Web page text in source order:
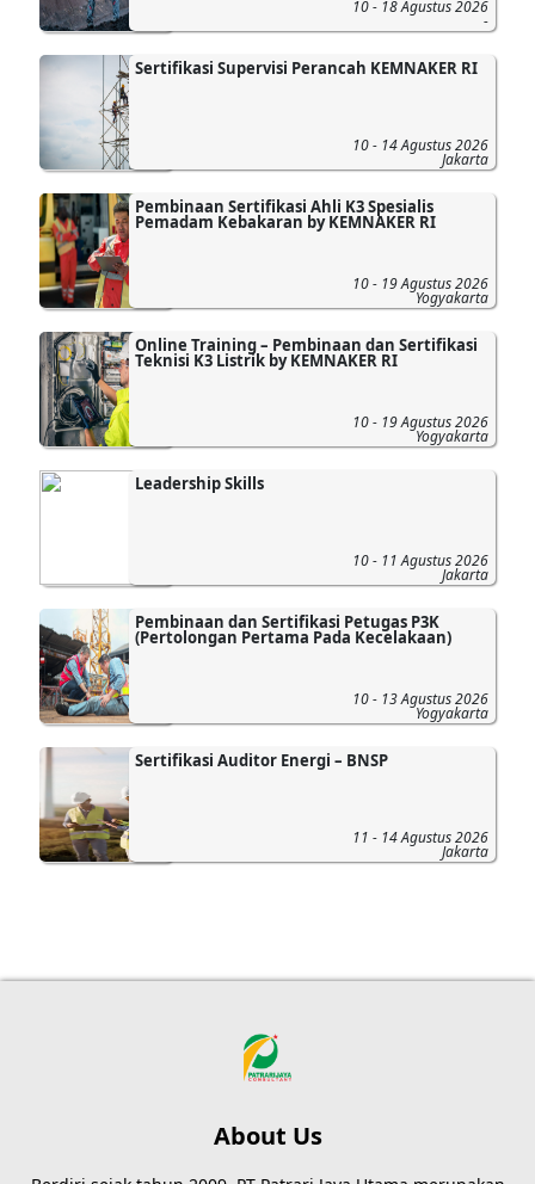
10 - 18 Agustus 2026
-
Sertifikasi Supervisi Perancah KEMNAKER RI
10 - 14 Agustus 2026
Jakarta
Pembinaan Sertifikasi Ahli K3 Spesialis
Pemadam Kebakaran by KEMNAKER RI
10 - 19 Agustus 2026
Yogyakarta
Online Training – Pembinaan dan Sertifikasi
Teknisi K3 Listrik by KEMNAKER RI
10 - 19 Agustus 2026
Yogyakarta
Leadership Skills
10 - 11 Agustus 2026
Jakarta
Pembinaan dan Sertifikasi Petugas P3K
(Pertolongan Pertama Pada Kecelakaan)
10 - 13 Agustus 2026
Yogyakarta
Sertifikasi Auditor Energi – BNSP
11 - 14 Agustus 2026
Jakarta
About Us